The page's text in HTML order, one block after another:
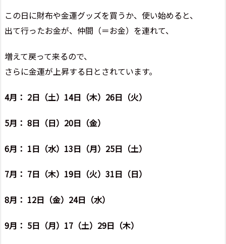
この日に財布や金運グッズを買うか、使い始めると、
出て行ったお金が、仲間（＝お金）を連れて、
増えて戻って来るので、
さらに金運が上昇する日とされています。
4月： 2日（土）14日（木）26日（火）
5月： 8日（日）20日（金）
6月： 1日（水）13日（月）25日（土）
7月： 7日（木）19日（火）31日（日）
8月： 12日（金）24日（水）
9月： 5日（月）17（土）29日（木）